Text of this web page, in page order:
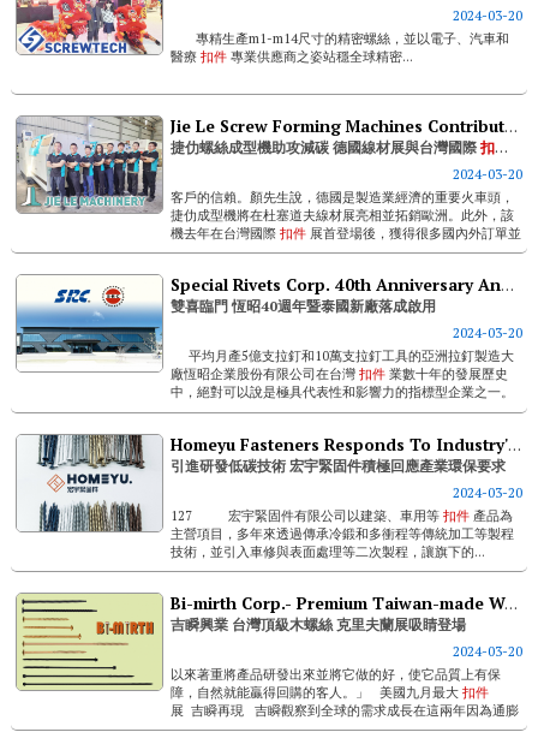
2024-03-20
專精生產m1-m14尺寸的精密螺絲，並以電子、汽車和
醫療 扣件專業供應商之姿站穩全球精密...
Jie Le Screw Forming Machines Contribute To Carbon Reduction; Showcase Upcoming At Wire Düsseldorf & Fastener Taiwan 2024
捷仂螺絲成型機助攻減碳 德國線材展與台灣國際扣件
2024-03-20
客戶的信賴。顏先生說，德國是製造業經濟的重要火車頭，
捷仂成型機將在杜塞道夫線材展亮相並拓銷歐洲。此外，該
機去年在台灣國際 扣件 展首登場後，獲得很多國內外訂單並
打響知名度，因此捷仂今年將再度參展並將攤位面積再加
Special Rivets Corp. 40th Anniversary And New Plant Opening In Thailand
雙喜臨門 恆昭40週年暨泰國新廠落成啟用
2024-03-20
平均月產5億支拉釘和10萬支拉釘工具的亞洲拉釘製造大
廠恆昭企業股份有限公司在台灣 扣件業數十年的發展歷史
中，絕對可以說是極具代表性和影響力的指標型企業之一。
在張益在董事長和張志豪總經理親力親為的領導下近期可...
Homeyu Fasteners Responds To Industry's Environmental Requirements With The Introduction Of Low Carbon Technologies
引進研發低碳技術 宏宇緊固件積極回應產業環保要求
2024-03-20
127 宏宇緊固件有限公司以建築、車用等 扣件 產品為
主營項目，多年來透過傳承冷鍛和多衝程等傳統加工等製程
技術，並引入車修與表面處理等二次製程，讓旗下的...
Bi-mirth Corp.- Premium Taiwan-made Wood Screws To Catch Eyes At Fastener Fair Usa
吉瞬興業 台灣頂級木螺絲 克里夫蘭展吸睛登場
2024-03-20
以來著重將產品研發出來並將它做的好，使它品質上有保
障，自然就能贏得回購的客人。」 美國九月最大 扣件
展 吉瞬再現 吉瞬觀察到全球的需求成長在這兩年因為通膨
的衝擊而較趨緩。目...